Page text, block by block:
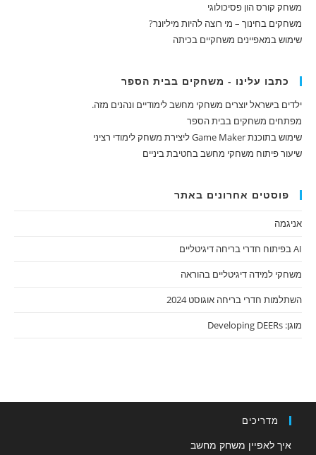
משחק קורס הון פסיכולוגי
משחקים בחינוך – מי רוצה להיות מיליונר?
שימוש במאפיינים משחקיים בכיתה
כתבו עלינו - משחקים בבית הספר
ילדים בישראל יוצרים משחקי מחשב לימודיים ונהנים מזה.
מפתחים משחקים בבית הספר
שימוש בתוכנת Game Maker ליצירת משחק לימודי רציני
שיעור פיתוח משחקי מחשב בחטיבת ביניים
פוסטים אחרונים באתר
אניגמה
AI בפיתוח חדרי בריחה דיגיטליים
משחקי למידה דיגיטליים בהוראה
השתלמות חדרי בריחה אוגוסט 2024
מוגן: Developing DEERs
מדריכים
איך לאפיין משחק מחשב